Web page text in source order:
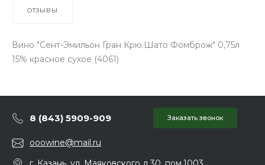
ОТЗЫВЫ
Вино "Сент-Эмильон Гран Крю.Шато Фомброж" 0,75л
15% красное сухое (4061)
8 (843) 5909-909 Заказать звонок
ooowine@mail.ru